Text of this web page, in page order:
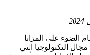
الضوء على المزايا
التكنولوجيا التي